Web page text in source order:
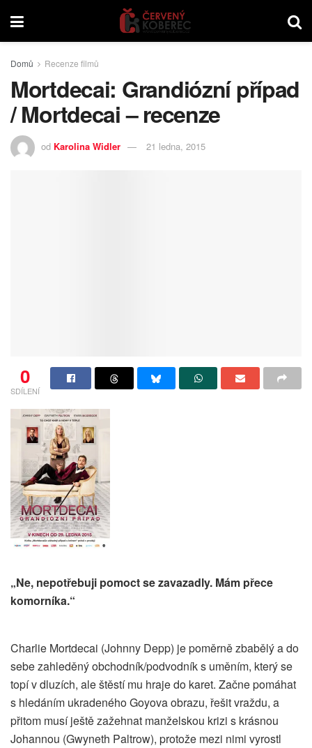
Domů Recenze filmů
Mortdecai: Grandiózní případ
/ Mortdecai – recenze
od Karolina Widler 21 ledna, 2015
0
SDÍLENÍ
„Ne, nepotřebuji pomoct se zavazadly. Mám přece
komorníka.“
Charlie Mortdecai (Johnny Depp) je poměrně zbabělý a do
sebe zahleděný obchodník/podvodník s uměním, který se
topí v dluzích, ale štěstí mu hraje do karet. Začne pomáhat
s hledáním ukradeného Goyova obrazu, řešit vraždu, a
přitom musí ještě zažehnat manželskou krizi s krásnou
Johannou (Gwyneth Paltrow), protože mezi nimi vyrostl